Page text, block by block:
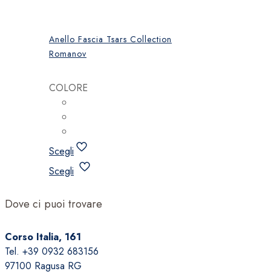
Anello Fascia Tsars Collection
Romanov
COLORE
Scegli
Scegli Questo
più
Le
opzioni
possono
Dove ci puoi trovare
Corso Italia, 161
Tel. +39 0932 683156
97100 Ragusa RG